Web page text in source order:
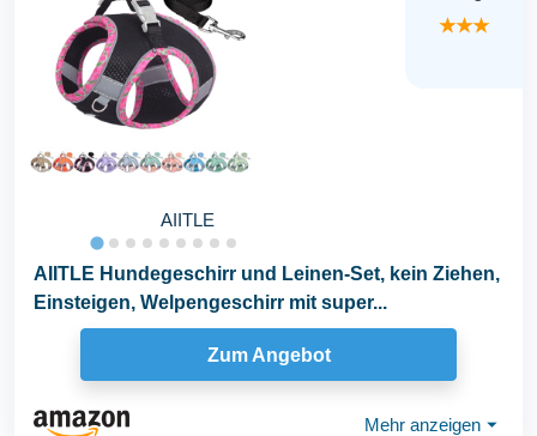
AIITLE
★★★
AIITLE Hundegeschirr und Leinen-Set, kein Ziehen,
Einsteigen, Welpengeschirr mit super...
Zum Angebot
Mehr anzeigen ⏷